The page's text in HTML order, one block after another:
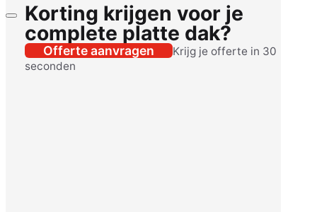
Korting krijgen voor je
complete platte dak?
Offerte aanvragen
Krijg je offerte in 30
seconden